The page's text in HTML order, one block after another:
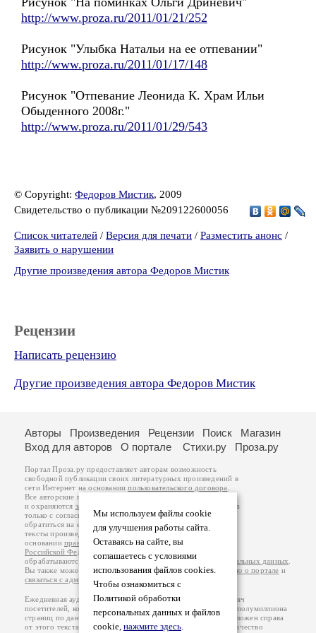
http://www.proza.ru/2011/01/21/252
Рисунок "Улыбка Натальи на ее отпевании"
http://www.proza.ru/2011/01/17/148
Рисунок "Отпевание Леонида К. Храм Ильи
Обыденного 2008г."
http://www.proza.ru/2011/01/29/543
© Copyright: Федоров Мистик, 2009
Свидетельство о публикации №209122600056
Список читателей / Версия для печати / Разместить анонс /
Заявить о нарушении
Другие произведения автора Федоров Мистик
Рецензии
Написать рецензию
Другие произведения автора Федоров Мистик
Мы используем файлы cookie
для улучшения работы сайта.
Оставаясь на сайте, вы
соглашаетесь с условиями
использования файлов cookies.
Чтобы ознакомиться с
Политикой обработки
персональных данных и файлов
cookie, нажмите здесь.
Авторы Произведения Рецензии Поиск
Магазин
Вход для авторов
О портале Стихи.ру Проза.ру
Портал Проза.ру предоставляет авторам возможность
свободной публикации своих литературных произведений в
сети Интернет на основаниипользовательского договора
Все авторские права на произведения принадлежат авторам
и охраняются законом
. Перепечатка произведений возможна
только с согласия его автора, к которому вы можете
обратиться на его авторской странице. Ответственность за
тексты произведений авторы несут самостоятельно на
основанииправил публикацииизаконодательства
Российской Федерации
обрабатываются на основанииПолитики обработки персональных данных
Вы также можете посмотреть более подробнуюинформацию о портале и
связаться с администрацией
Ежедневная аудитория портала Проза.ру – порядка 100 тысяч
посетителей, которые в общей сумме просматривают более полумиллиона
страниц по данным счетчика посещаемости, который расположен справа
от этого текста. В каждой графе указано по две цифры: количество